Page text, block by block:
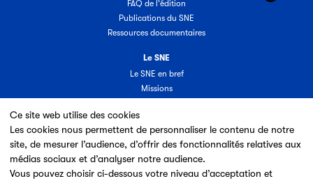
Ce site web utilise des cookies
Les cookies nous permettent de personnaliser le contenu de notre
site, de mesurer l’audience, d’offrir des fonctionnalités relatives aux
médias sociaux et d’analyser notre audience.
Vous pouvez choisir ci-dessous votre niveau d’acceptation et
FAQ de l'édition
Publications du SNE
Ressources documentaires
Le SNE
Le SNE en bref
Missions
Groupes & commissions
Partenaires
Annuaire des adhérents
Nouveaux adhérents
Espace adhérent